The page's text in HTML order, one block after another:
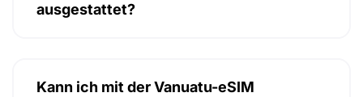
ausgestattet?
Kann ich mit der Vanuatu-eSIM